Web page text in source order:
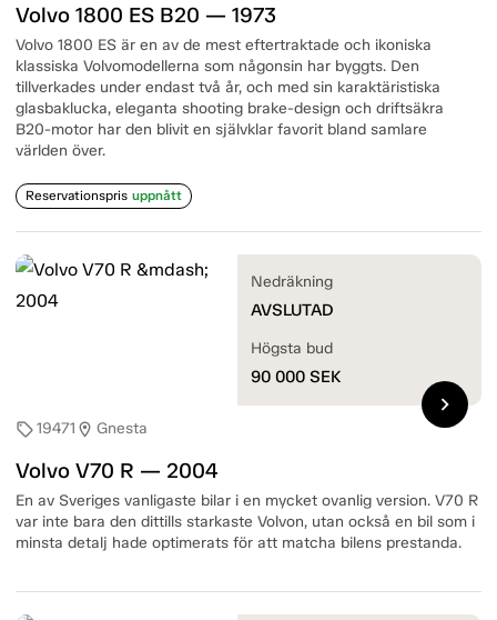
Volvo 1800 ES B20 — 1973
Volvo 1800 ES är en av de mest eftertraktade och ikoniska
klassiska Volvomodellerna som någonsin har byggts. Den
tillverkades under endast två år, och med sin karaktäristiska
glasbaklucka, eleganta shooting brake-design och driftsäkra
B20-motor har den blivit en självklar favorit bland samlare
världen över.
Reservationspris uppnått
sell19471 location_on Gnesta
Volvo V70 R — 2004
En av Sveriges vanligaste bilar i en mycket ovanlig version. V70 R
var inte bara den dittills starkaste Volvon, utan också en bil som i
minsta detalj hade optimerats för att matcha bilens prestanda.
Nedräkning
AVSLUTAD
Högsta bud
90 000 SEK
chevron_right